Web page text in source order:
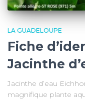
LA GUADELOUPE
Fiche
Jacinthe
Jacinthe d’eau
magnifique plante